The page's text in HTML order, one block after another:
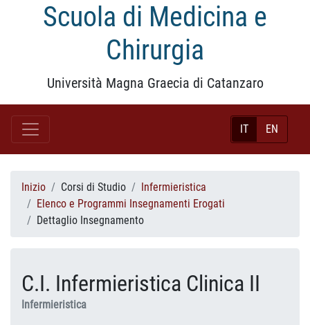
Scuola di Medicina e
Chirurgia
Università Magna Graecia di Catanzaro
IT EN
Inizio Corsi di Studio
Infermieristica
Elenco e Programmi Insegnamenti Erogati
Dettaglio Insegnamento
C.I. Infermieristica Clinica II
Infermieristica